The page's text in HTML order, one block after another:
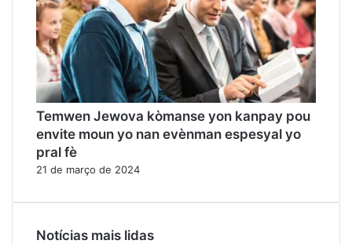
Temwen Jewova kòmanse yon kanpay pou
envite moun yo nan evènman espesyal yo
pral fè
21 de março de 2024
Notícias mais lidas